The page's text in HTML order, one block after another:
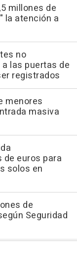
millones de
la atención a
no
las puertas de
registrados
menores
masiva
de euros para
solos en
de
Seguridad